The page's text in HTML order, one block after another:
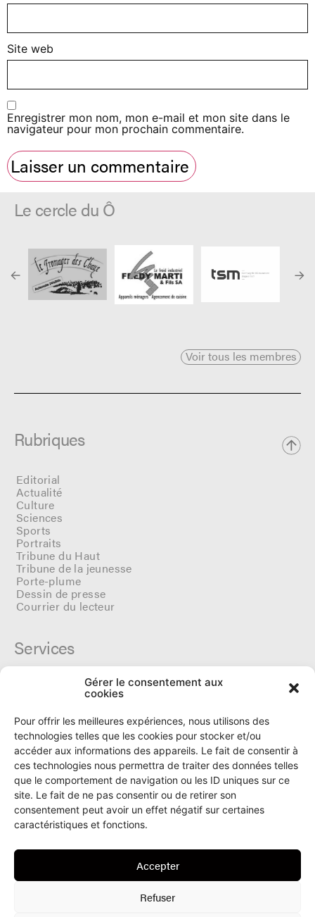
Gérer le consentement aux
cookies
Pour offrir les meilleures expériences, nous utilisons des
technologies telles que les cookies pour stocker et/ou
accéder aux informations des appareils. Le fait de consentir à
ces technologies nous permettra de traiter des données telles
que le comportement de navigation ou les ID uniques sur ce
site. Le fait de ne pas consentir ou de retirer son
consentement peut avoir un effet négatif sur certaines
caractéristiques et fonctions.
Accepter
Refuser
Site web
Enregistrer mon nom, mon e-mail et mon site dans le
navigateur pour mon prochain commentaire.
Le cercle du Ô
Voir tous les membres
Rubriques
Editorial
Actualité
Culture
Sciences
Sports
Portraits
Tribune du Haut
Tribune de la jeunesse
Porte-plume
Dessin de presse
Courrier du lecteur
Services
Tarifs et dates de parutions
Politique de cookies
Politique de confidentialité
Le Ô
2300 La Chaux-de-Fonds
info@le-O.ch